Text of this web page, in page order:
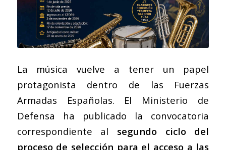
La música vuelve a tener un papel
protagonista dentro de las Fuerzas
Armadas Españolas. El Ministerio de
Defensa ha publicado la convocatoria
correspondiente al segundo ciclo del
proceso de selección para el acceso a las